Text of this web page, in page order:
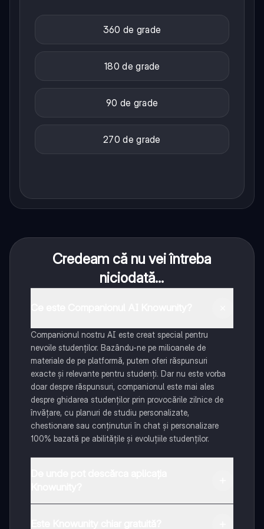
360 de grade
180 de grade
90 de grade
270 de grade
Credeam că nu vei întreba
niciodată...
Companionul nostru AI este creat special pentru
nevoile studenților. Bazându-ne pe milioanele de
materiale de pe platformă, putem oferi răspunsuri
exacte și relevante pentru studenți. Dar nu este vorba
doar despre răspunsuri, companionul este mai ales
despre ghidarea studenților prin provocările zilnice de
învățare, cu planuri de studiu personalizate,
chestionare sau conținuturi în chat și personalizare
100% bazată pe abilitățile și evoluțiile studenților.